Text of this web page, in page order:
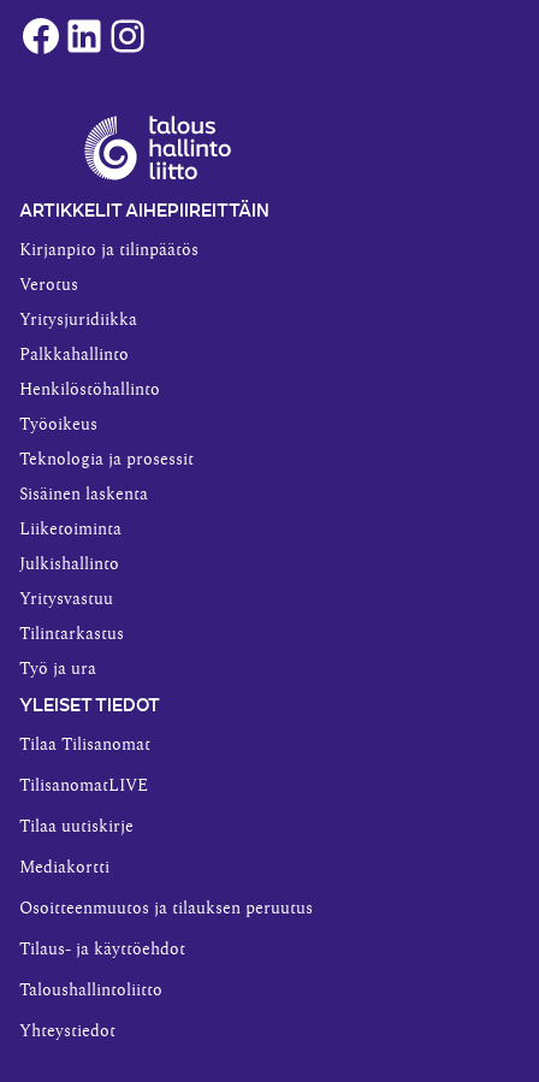
Facebook
LinkedInInstagram
ARTIKKELIT AIHEPIIREITTÄIN
Kirjanpito ja tilinpäätös
Verotus
Yritysjuridiikka
Palkkahallinto
Henkilöstöhallinto
Työoikeus
Teknologia ja prosessit
Sisäinen laskenta
Liiketoiminta
Julkishallinto
Yritysvastuu
Tilintarkastus
Työ ja ura
YLEISET TIEDOT
Tilaa Tilisanomat
TilisanomatLIVE
Tilaa uutiskirje
Mediakortti
Osoitteenmuutos ja tilauksen peruutus
Tilaus- ja käyttöehdot
Taloushallintoliitto
Yhteystiedot